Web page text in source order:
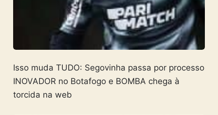
Isso muda TUDO: Segovinha passa por processo
INOVADOR no Botafogo e BOMBA chega à
torcida na web